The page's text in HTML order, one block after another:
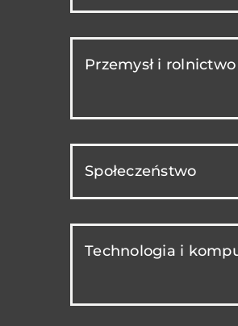
Przemysł i rolnictwo
Społeczeństwo
Technologia i